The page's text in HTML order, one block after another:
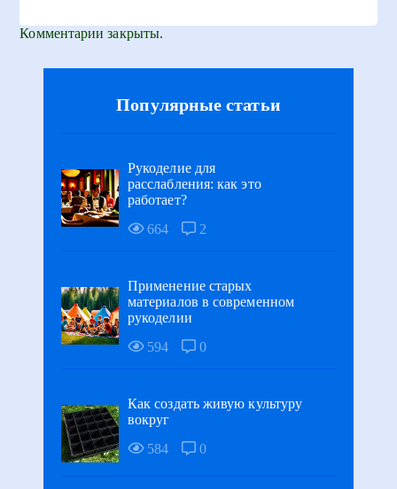
Комментарии закрыты.
Популярные статьи
Рукоделие для
расслабления: как это
работает?
664
2
Применение старых
материалов в современном
рукоделии
594
0
Как создать живую культуру
вокруг
584
0